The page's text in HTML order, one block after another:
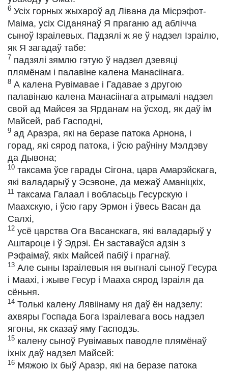
6 Усіх горных жыхароў ад Лівана да Місрэфот-
Маіма, усіх Сіданянаў Я праганю ад аблічча
сыноў Ізраілевых. Падзялі ж яе ў надзел Ізраілю,
як Я загадаў табе:
7 падзялі зямлю гэтую ў надзел дзевяці
плямёнам і палавіне калена Манасіінага.
8 А калена Рувімавае і Гадавае з другою
палавінаю калена Манасіінага атрымалі надзел
свой ад Майсея за Ярданам на ўсход, як даў ім
Майсей, раб Гасподні,
9 ад Араэра, які на беразе патока Арнона, і
горад, які сярод патока, і ўсю раўніну Мэлдэву
да Дывона;
10 таксама ўсе гарады Сігона, цара Амарэйскага,
які валадарыў у Эсэвоне, да межаў Аманіцкіх,
11 таксама Галаал і вобласьць Гесурскую і
Маахскую, і ўсю гару Эрмон і ўвесь Васан да
Салхі,
12 усё царства Ога Васанскага, які валадарыў у
Аштароце і ў Эдрэі. Ён заставаўся адзін з
Рэфаімаў, якіх Майсей пабіў і прагнаў.
13 Але сыны Ізраілевыя ня выгналі сыноў Гесура
і Маахі, і жыве Гесур і Мааха сярод Ізраіля да
сёньня.
14 Толькі калену Лявіінаму ня даў ён надзелу:
ахвяры Госпада Бога Ізраілевага вось надзел
ягоны, як сказаў яму Гасподзь.
15 калену сыноў Рувімавых паводле плямёнаў
іхніх даў надзел Майсей:
16 Мяжою іх быў Араэр, які на беразе патока